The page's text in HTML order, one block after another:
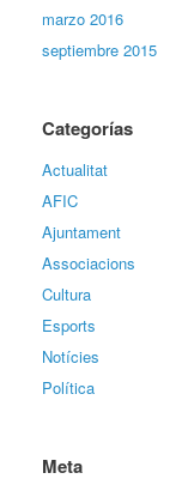
marzo 2016
septiembre 2015
Categorías
Actualitat
AFIC
Ajuntament
Associacions
Cultura
Esports
Notícies
Política
Meta